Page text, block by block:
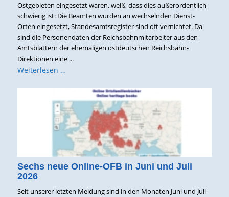
Ostgebieten eingesetzt waren, weiß, dass dies außerordentlich
schwierig ist: Die Beamten wurden an wechselnden Dienst-
Orten eingesetzt, Standesamtsregister sind oft vernichtet. Da
sind die Personendaten der Reichsbahnmitarbeiter aus den
Amtsblättern der ehemaligen ostdeutschen Reichsbahn-
Direktionen eine ...
Weiterlesen …
Sechs neue Online-OFB in Juni und Juli
2026
Seit unserer letzten Meldung sind in den Monaten Juni und Juli